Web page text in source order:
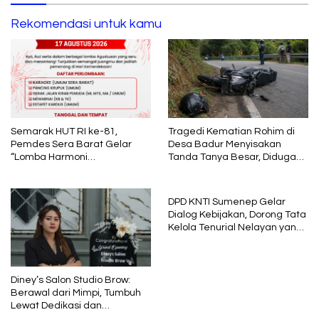
Rekomendasi untuk kamu
Semarak HUT RI ke-81,
Pemdes Sera Barat Gelar
“Lomba Harmoni
Tragedi Kematian Rohim di
Desa Badur Menyisakan
Tanda Tanya Besar, Diduga
Diney’s Salon Studio Brow:
Berawal dari Mimpi, Tumbuh
Lewat Dedikasi dan
DPD KNTI Sumenep Gelar
Dialog Kebijakan, Dorong Tata
Kelola Tenurial Nelayan yang